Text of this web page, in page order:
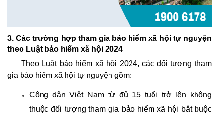
3. Các trường hợp tham gia bảo hiểm xã hội tự nguyện
theo Luật bảo hiểm xã hội 2024
Theo Luật bảo hiểm xã hội 2024, các đối tượng tham
gia bảo hiểm xã hội tự nguyện gồm:
Công dân Việt Nam từ đủ 15 tuổi trở lên không
thuộc đối tượng tham gia bảo hiểm xã hội bắt buộc